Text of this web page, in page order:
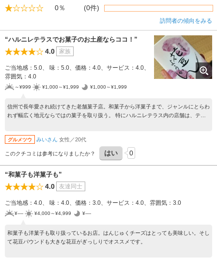
0％
(0件)
訪問者の傾向をみる
“ハルニレテラスでお菓子のお土産ならココ！”
4.0 家族
ご当地感：5.0、 味：5.0、価格：4.0、サービス：4.0、
雰囲気：4.0
～¥999 ¥1,000～¥1,999 ¥1,000～¥1,999
信州で長年愛され続けてきた老舗菓子店。和菓子から洋菓子まで、ジャンルにとらわ
れず幅広く地元ならではの菓子を取り扱う。 特にハルニレテラス内の店舗は、テラ
み団子を家用土産に購入。どちらもおいしく、季節と軽井沢を感じられたと好評だっ
た。 花豆ソフトなどの軽食の販売もある。
グルメツウ みいさん 女性／20代
このクチコミは参考になりましたか？ はい 0
“和菓子も洋菓子も”
4.0 友達同士
ご当地感：4.0、 味：4.0、価格：3.0、サービス：4.0、雰囲気：3.0
¥---- ¥4,000～¥4,999 ¥----
和菓子も洋菓子も取り扱っているお店。はんじゅくチーズはとっても美味しい。そし
て花豆パウンドも大きな花豆がぎっしりでオススメです。